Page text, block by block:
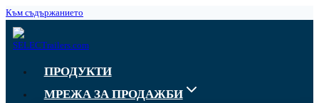
Към съдържанието
ПРОДУКТИ
МРЕЖА ЗА ПРОДАЖБИ